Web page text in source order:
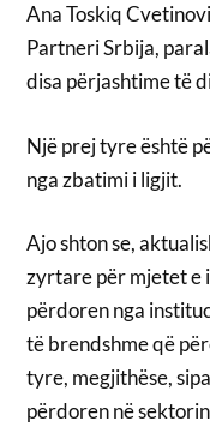
Ana Toskiq
Partneri Srbija,
disa përjashtime të
Një prej tyre është
nga zbatimi i ligjit.
Ajo shton se,
zyrtare për mjetet e
përdoren nga
të brendshme që
tyre, megjithëse,
përdoren në